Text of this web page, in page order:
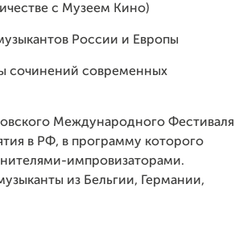
с Музеем Кино)
России и Европы
сочинений современных
Международного Фестиваля
в РФ, в программу которого
импровизаторами.
из Бельгии, Германии,